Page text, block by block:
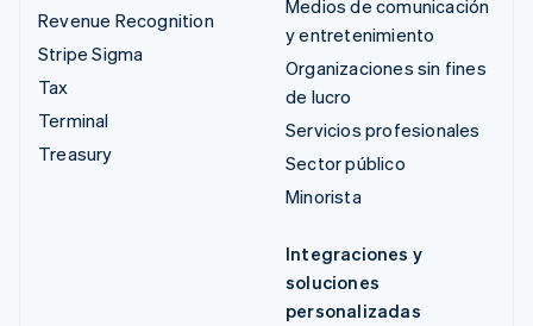
Revenue Recognition
Stripe Sigma
Tax
Terminal
Treasury
Medios de comunicación
y entretenimiento
Organizaciones sin fines
de lucro
Servicios profesionales
Sector público
Minorista
Integraciones y
soluciones
personalizadas